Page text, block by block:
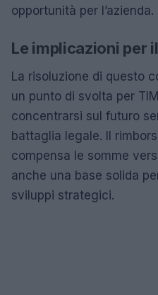
opportunità per l’azienda.
Le implicazioni per
La risoluzione di questo
un punto di svolta per
concentrarsi sul futuro
battaglia legale. Il
compensa le somme
anche una base solida
sviluppi strategici.